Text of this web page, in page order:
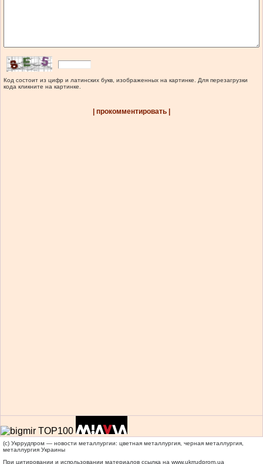
Код состоит из цифр и латинских букв, изображенных на картинке. Для перезагрузки
кода кликните на картинке.
| прокомментировать |
(c) Укррудпром — новости металлургии: цветная металлургия, черная металлургия,
металлургия Украины
При цитировании и использовании материалов ссылка на www.ukrrudprom.ua